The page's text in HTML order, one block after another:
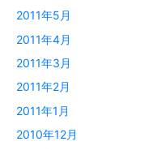
2011年5月
2011年4月
2011年3月
2011年2月
2011年1月
2010年12月